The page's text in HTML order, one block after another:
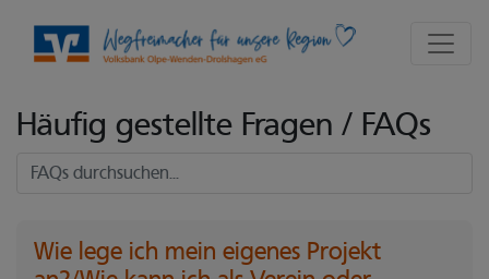
Seite
Häufig gestellte Fragen / FAQs
Fragen und Antworten durchsuchen
Wie lege ich mein eigenes Projekt